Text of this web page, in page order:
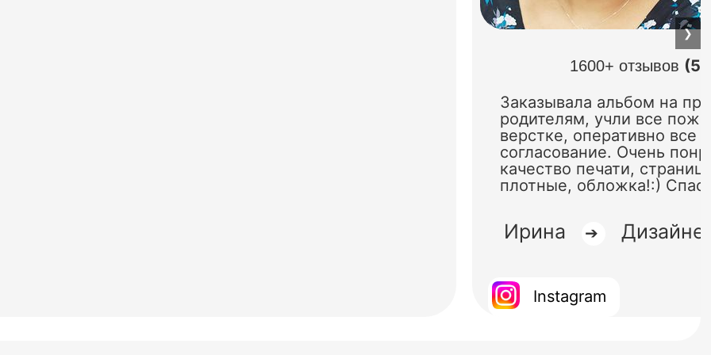
1600+ отзывов
Заказывала альбом на
родителям, учли все
верстке, оперативно все
согласование. Очень
качество печати,
плотные, обложка!:)
Ирина ➔
Instagram
❯